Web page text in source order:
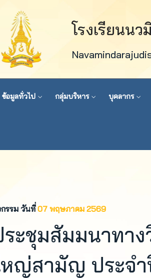
โรงเรียนน
ข้อมูลทั่วไป กลุ่มบริหาร บุคลากร
รรม วันที่07 พฤษภาคม 2569
ะชุมสัมมนาทาง
ญ่สามัญ ประจำ